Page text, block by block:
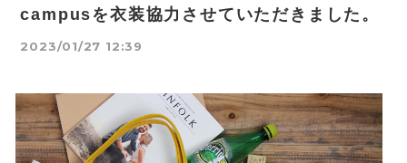
campusを衣装協力させていただきました。
2023/01/27 12:39